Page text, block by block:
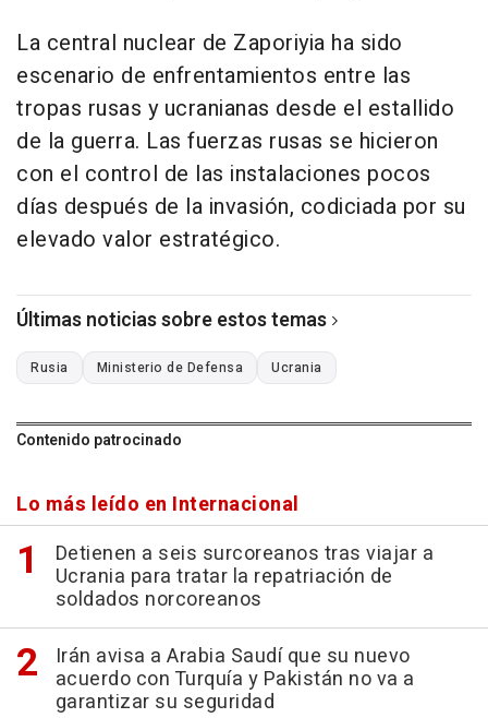
La central nuclear de Zaporiyia ha sido
escenario de enfrentamientos entre las
tropas rusas y ucranianas desde el estallido
de la guerra. Las fuerzas rusas se hicieron
con el control de las instalaciones pocos
días después de la invasión, codiciada por su
elevado valor estratégico.
Últimas noticias sobre estos temas
Rusia Ministerio de Defensa Ucrania
Contenido patrocinado
Lo más leído en Internacional
Detienen a seis surcoreanos tras viajar a
Ucrania para tratar la repatriación de
soldados norcoreanos
Irán avisa a Arabia Saudí que su nuevo
acuerdo con Turquía y Pakistán no va a
garantizar su seguridad